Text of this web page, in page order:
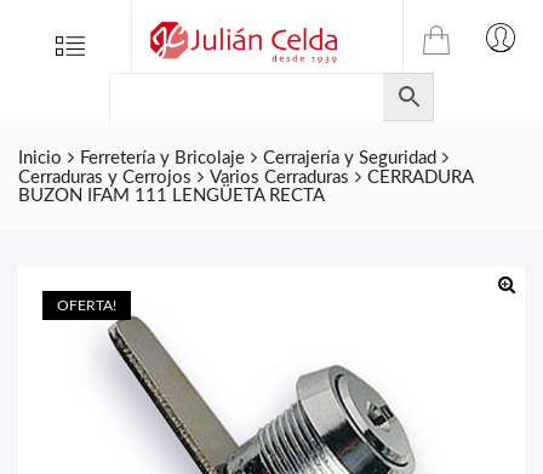
Menu
TIENDA
ONLINE
DE
JULIAN
CELDA
Inicio Ferretería y Bricolaje
Cerrajería y Seguridad
Cerraduras y Cerrojos
Varios Cerraduras
CERRADURA
BUZON IFAM 111 LENGÜETA RECTA
OFERTA!
Folletos
Contacto